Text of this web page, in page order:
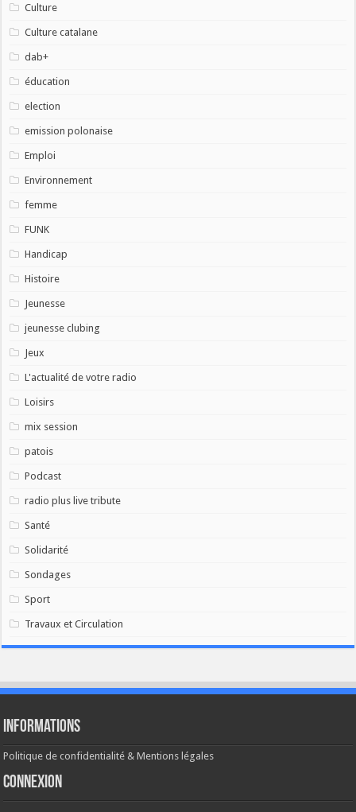
Culture
Culture catalane
dab+
éducation
election
emission polonaise
Emploi
Environnement
femme
FUNK
Handicap
Histoire
Jeunesse
jeunesse clubing
Jeux
L'actualité de votre radio
Loisirs
mix session
patois
Podcast
radio plus live tribute
Santé
Solidarité
Sondages
Sport
Travaux et Circulation
Informations
Politique de confidentialité & Mentions légales
Connexion